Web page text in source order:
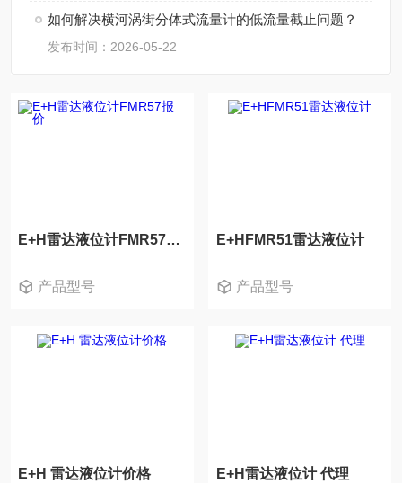
如何解决横河涡街分体式流量计的低流量截止问题？
发布时间：2026-05-22
E+H雷达液位计FMR57报价
产品型号
E+HFMR51雷达液位计
产品型号
E+H 雷达液位计价格 E+H雷达液位计 代理